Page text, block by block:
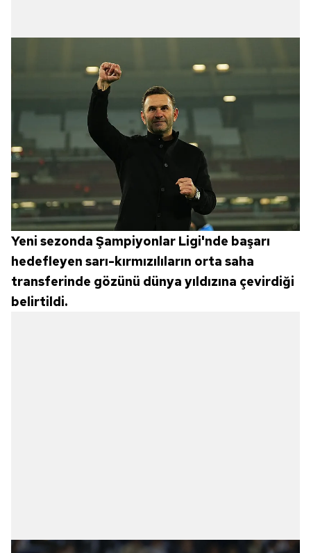
Yeni sezonda Şampiyonlar Ligi'nde başarı
hedefleyen sarı-kırmızılıların orta saha
transferinde gözünü dünya yıldızına çevirdiği
belirtildi.